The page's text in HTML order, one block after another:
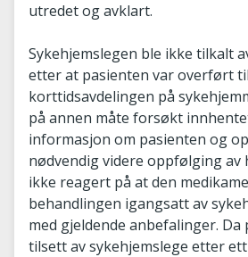
utredet og avklart.
Sykehjemslegen ble ikke tilkalt
etter at pasienten var overført til
korttidsavdelingen på
på annen måte forsøkt
informasjon om pasienten og
nødvendig videre oppfølging av
ikke reagert på at den
behandlingen igangsatt av
med gjeldende anbefalinger. Da
tilsett av sykehjemslege etter